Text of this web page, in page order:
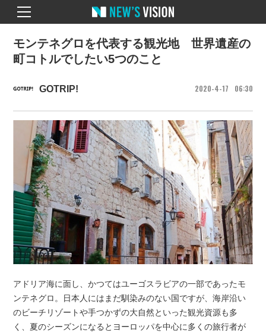
GOTRIP! 2020 4 17 06 30
モンテネグロを代表する観光地 世界遺産の
町コトルでしたい5つのこと
アドリア海に面し、かつてはユーゴスラビアの一部であったモ
ンテネグロ。日本人にはまだ馴染みのない国ですが、海岸沿い
のビーチリゾートや手つかずの大自然といった観光資源も多
く、夏のシーズンになるとヨーロッパを中心に多くの旅行者が